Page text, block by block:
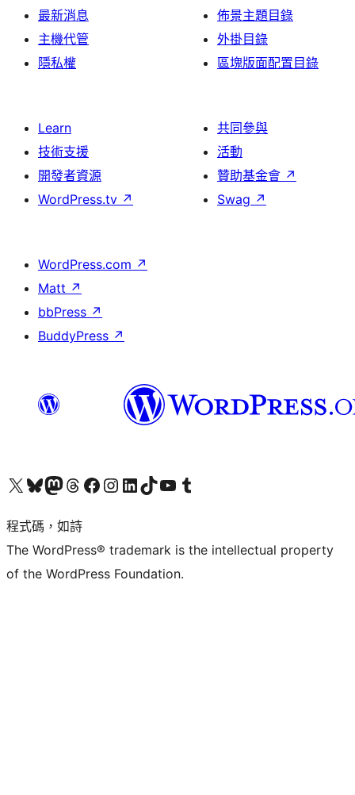
最新消息
主機代管
隱私權
佈景主題目錄
外掛目錄
區塊版面配置目錄
Learn
技術支援
開發者資源
WordPress.tv ↗
共同參與
活動
贊助基金會 ↗
Swag ↗
WordPress.com ↗
Matt ↗
bbPress ↗
BuddyPress ↗
查看我們的 X (之前的 Twitter) 帳號造訪我們的 Bluesky 帳號造訪我們的 Mastodon 帳號造訪我們的 Threads 帳號 造訪我們的 Facebook 粉絲專頁Visit our Instagram account
Visit our LinkedIn account
造訪我們的 TikTok 帳號Visit our YouTube channel
造訪我們的 Tumblr 帳號
程式碼，如詩
The WordPress® trademark is the intellectual property
of the WordPress Foundation.